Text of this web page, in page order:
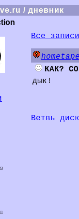
/ дневник
Все записи
КАК?
дык!
Ветвь